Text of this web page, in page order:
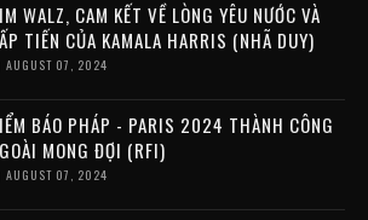
WALZ, CAM KẾT VỀ LÒNG YÊU NƯỚC VÀ
TIẾN CỦA KAMALA HARRIS (NHÃ DUY)
AUGUST 07, 2024
BÁO PHÁP - PARIS 2024 THÀNH CÔNG
MONG ĐỢI (RFI)
AUGUST 07, 2024